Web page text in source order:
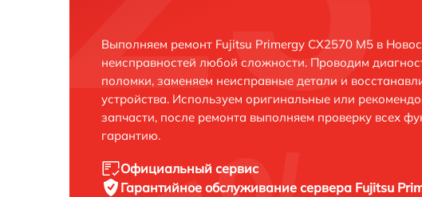
Выполняем ремонт Fujitsu Primergy CX2570 M5 в
неисправностей любой сложности. Проводим
поломки, заменяем неисправные детали и
устройства. Используем оригинальные или
запчасти, после ремонта выполняем проверку всех
гарантию.
Официальный сервис
Гарантийное обслуживание сервера Fujitsu